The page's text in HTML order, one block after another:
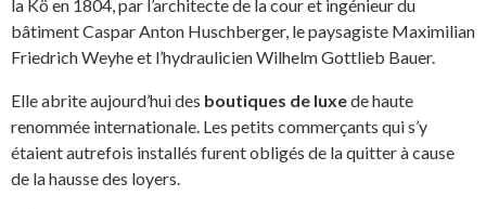
la Kö en 1804, par l’architecte de la cour et ingénieur du
bâtiment Caspar Anton Huschberger, le paysagiste Maximilian
Friedrich Weyhe et l’hydraulicien Wilhelm Gottlieb Bauer.
Elle abrite aujourd’hui des boutiques de luxede haute
renommée internationale. Les petits commerçants qui s’y
étaient autrefois installés furent obligés de la quitter à cause
de la hausse des loyers.